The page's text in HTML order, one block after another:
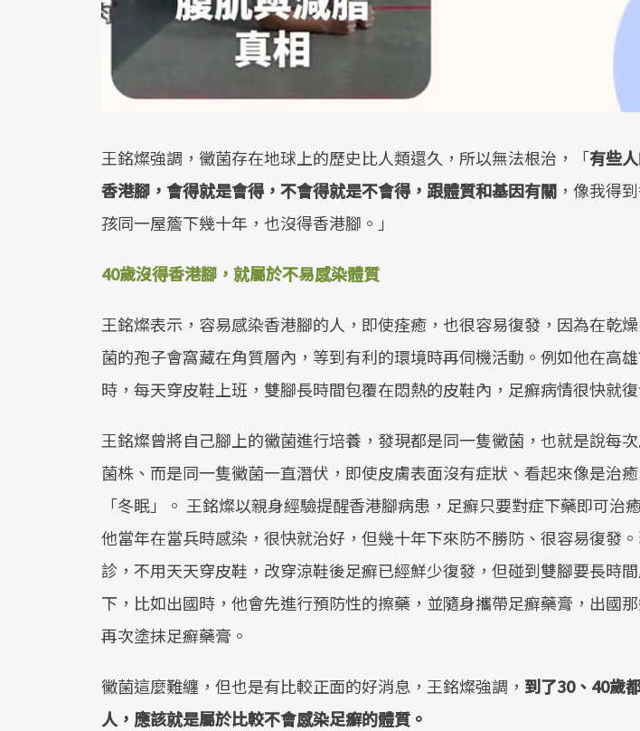
王銘燦強調，黴菌存在地球上的歷史比人類還久，所以無法根治，「有些
香港腳，會得就是會得，不會得就是不會得，跟體質和基因有關 ，像我得
孩同一屋簷下幾十年，也沒得香港腳。」
40歲沒得香港腳，就屬於不易感染體質
王銘燦表示，容易感染香港腳的人，即使痊癒，也很容易復發，因為在乾
菌的孢子會窩藏在角質層內，等到有利的環境時再伺機活動。例如他在高
時，每天穿皮鞋上班，雙腳長時間包覆在悶熱的皮鞋內，足癬病情很快就復
王銘燦曾將自己腳上的黴菌進行培養，發現都是同一隻黴菌，也就是說每
菌株、而是同一隻黴菌一直潛伏，即使皮膚表面沒有症狀、看起來像是治
「冬眠」。 王銘燦以親身經驗提醒香港腳病患，足癬只要對症下藥即可治
他當年在當兵時感染，很快就治好，但幾十年下來防不勝防、很容易復發
診，不用天天穿皮鞋，改穿涼鞋後足癬已經鮮少復發，但碰到雙腳要長時
下，比如出國時，他會先進行預防性的擦藥，並隨身攜帶足癬藥膏，出國
再次塗抹足癬藥膏。
黴菌這麼難纏，但也是有比較正面的好消息，王銘燦強調， 到了30、40歲
人，應該就是屬於比較不會感染足癬的體質。